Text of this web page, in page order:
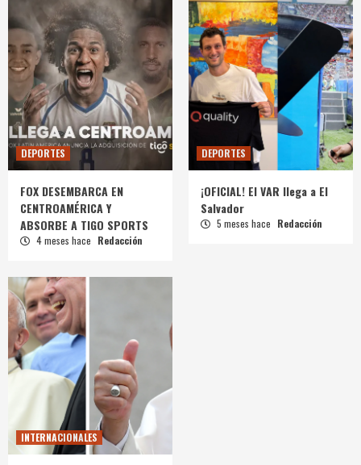
DEPORTES
FOX DESEMBARCA EN
CENTROAMÉRICA Y
ABSORBE A TIGO SPORTS
4 meses hace Redacción
DEPORTES
¡OFICIAL! El VAR llega a El
Salvador
5 meses hace Redacción
INTERNACIONALES